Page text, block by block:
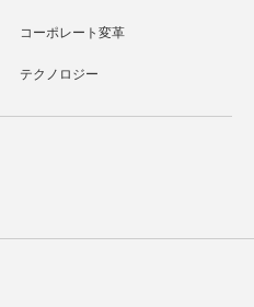
コーポレート変革
テクノロジー